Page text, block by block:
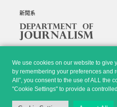
We use cookies on our website to give
by remembering your preferences and
All”, you consent to the use of ALL the
"Cookie Settings" to provide a
新聞系
© Copyright 2026 - 香港浸會
Policy
|